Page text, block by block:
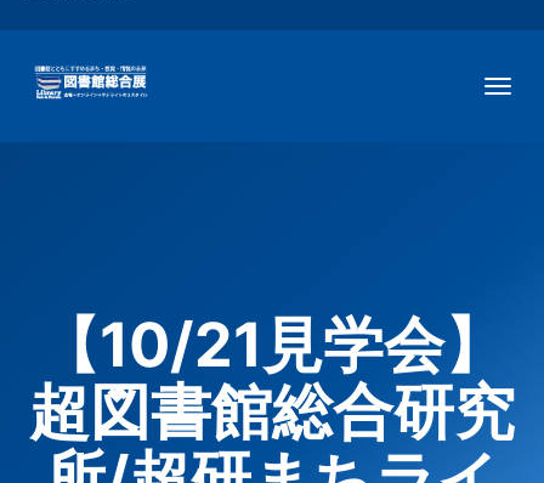
ー
用
メ
【10/21見学会】
超図書館総合研究